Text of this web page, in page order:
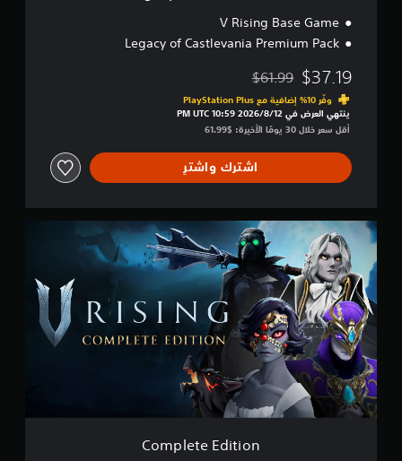
V Rising Base Game
Legacy of Castlevania Premium Pack
$37.19 مخصوم من السعر الأصلي البالغ $61.99‏
$61.99
وفّر 10% إضافية مع PlayStation Plus‏
ينتهي العرض في 12‏/8‏/2026 10:59 PM UTC‏
أقل سعر خلال 30 يومًا الأخيرة: $61.99‏
اشترك واشترِ
C
o
m
p
e
t
E
d
i
t
i
Complete Edition
ف
ي
ي
م
ك
ن
ك
ع
ا
ل
ل
ع
ب
ة
ب
د
و
ن
ت
ش
غ